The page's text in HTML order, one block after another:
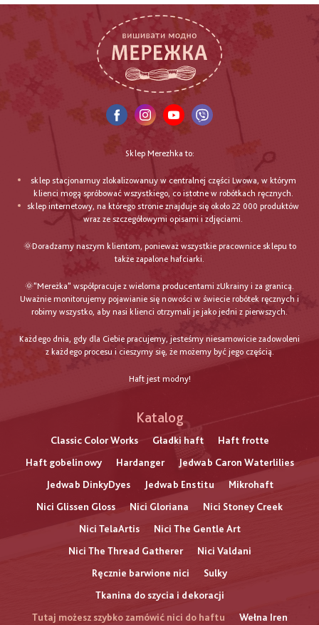
Sklep Merezhka to:
sklep stacjonarnuy zlokalizowanuy w centralnej części Lwowa, w którym
klienci mogą spróbować wszystkiego, co istotne w robótkach ręcznych.
sklep internetowy, na którego stronie znajduje się około 22 000 produktów
wraz ze szczegółowymi opisami i zdjęciami.
🌞Doradzamy naszym klientom, ponieważ wszystkie pracownice sklepu to
także zapalone hafciarki.
🌞"Mereżka" współpracuje z wieloma producentami zUkrainy i za granicą.
Uważnie monitorujemy pojawianie się nowości w świecie robótek ręcznych i
robimy wszystko, aby nasi klienci otrzymali je jako jedni z pierwszych.
Każdego dnia, gdy dla Ciebie pracujemy, jesteśmy niesamowicie zadowoleni
z każdego procesu i cieszymy się, że możemy być jego częścią.
Haft jest modny!
Katalog
Classic Color Works Gładki haft
Haft frotte
Haft gobelinowy
Hardanger
Jedwab Caron Waterlilies
Jedwab DinkyDyes
Jedwab Enstitu
Mikrohaft
Nici Glissen Gloss
Nici Gloriana
Nici Stoney Creek
Nici TelaArtis
Nici The Gentle Art
Nici The Thread Gatherer
Nici Valdani
Ręcznie barwione nici
Sulky
Tkanina do szycia i dekoracji
Tutaj możesz szybko zamówić nici do haftu
Wełna Iren